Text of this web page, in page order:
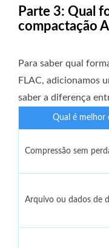
Parte 3: Qual
compactação
Para saber qual
FLAC, adicionamos
saber a diferença
Qual é melhor
Compressão sem
Arquivo ou dados de